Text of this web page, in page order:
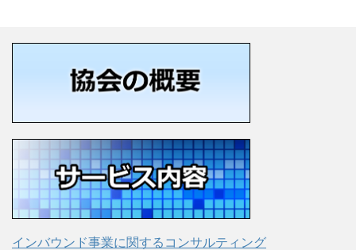
インバウンド事業に関するコンサルティング